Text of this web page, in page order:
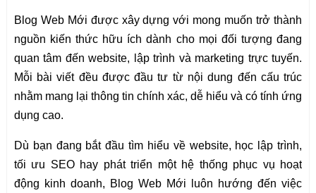
Blog Web Mới được xây dựng với mong muốn trở thành
nguồn kiến thức hữu ích dành cho mọi đối tượng đang
quan tâm đến website, lập trình và marketing trực tuyến.
Mỗi bài viết đều được đầu tư từ nội dung đến cấu trúc
nhằm mang lại thông tin chính xác, dễ hiểu và có tính ứng
dụng cao.
Dù bạn đang bắt đầu tìm hiểu về website, học lập trình,
tối ưu SEO hay phát triển một hệ thống phục vụ hoạt
động kinh doanh, Blog Web Mới luôn hướng đến việc